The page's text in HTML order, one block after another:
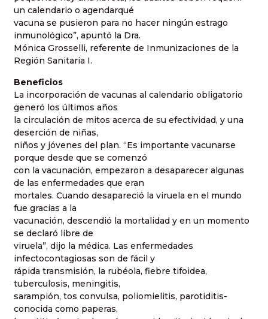
un calendario o agendarqué
vacuna se pusieron para no hacer ningún estrago
inmunológico”, apuntó la Dra.
Mónica Grosselli, referente de Inmunizaciones de la
Región Sanitaria I.
Beneficios
La incorporación de vacunas al calendario obligatorio
generó los últimos años
la circulación de mitos acerca de su efectividad, y una
deserción de niñas,
niños y jóvenes del plan. “Es importante vacunarse
porque desde que se comenzó
con la vacunación, empezaron a desaparecer algunas
de las enfermedades que eran
mortales. Cuando desapareció la viruela en el mundo
fue gracias a la
vacunación, descendió la mortalidad y en un momento
se declaró libre de
viruela”, dijo la médica. Las enfermedades
infectocontagiosas son de fácil y
rápida transmisión, la rubéola, fiebre tifoidea,
tuberculosis, meningitis,
sarampión, tos convulsa, poliomielitis, parotiditis-
conocida como paperas,